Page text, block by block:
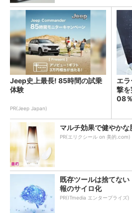
Jeep史上最長! 85時間の試乗
体験
PR(Jeep Japan)
エ
撃
08
マルチ効果で健やか
PR(エリクシール on 美的.com)
既存ツールは捨てな
報のサイロ化
PR(ITmedia エンタープライズ)